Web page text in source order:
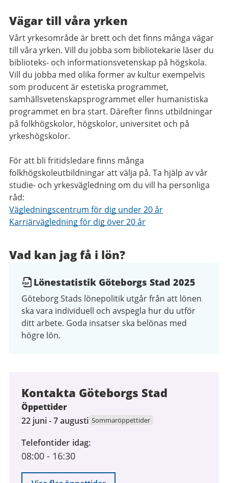
Vägar till våra yrken
Vårt yrkesområde är brett och det finns många vägar
till våra yrken. Vill du jobba som bibliotekarie läser du
biblioteks- och informationsvetenskap på högskola.
Vill du jobba med olika former av kultur exempelvis
som producent är estetiska programmet,
samhällsvetenskapsprogrammet eller humanistiska
programmet en bra start. Därefter finns utbildningar
på folkhögskolor, högskolor, universitet och på
yrkeshögskolor.
För att bli fritidsledare finns många
folkhögskoleutbildningar att välja på. Ta hjälp av vår
studie- och yrkesvägledning om du vill ha personliga
råd:
Vägledningscentrum för dig under 20 år
Karriärvägledning för dig över 20 år
Vad kan jag få i lön?
Lönestatistik Göteborgs Stad 2025
Göteborg Stads lönepolitik utgår från att lönen
ska vara individuell och avspegla hur du utför
ditt arbete. Goda insatser ska belönas med
högre lön.
Kontakta Göteborgs Stad
Öppettider
22
2026
till
augusti
22 juni - 7 augusti Sommaröppettider
Telefontider idag
08:00 - 16:30